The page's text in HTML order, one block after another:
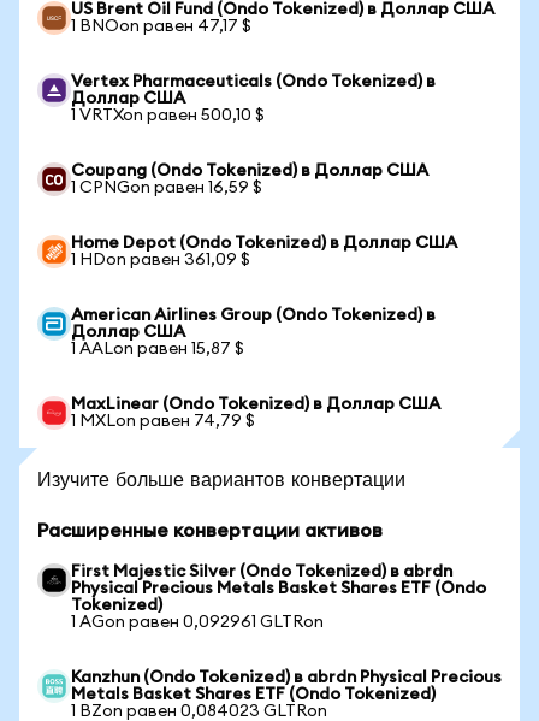
US Brent Oil Fund (Ondo Tokenized) в Доллар США
1 BNOon равен 47,17 $
Vertex Pharmaceuticals (Ondo Tokenized) в
Доллар США
1 VRTXon равен 500,10 $
Coupang (Ondo Tokenized) в Доллар США
1 CPNGon равен 16,59 $
Home Depot (Ondo Tokenized) в Доллар США
1 HDon равен 361,09 $
American Airlines Group (Ondo Tokenized) в
Доллар США
1 AALon равен 15,87 $
MaxLinear (Ondo Tokenized) в Доллар США
1 MXLon равен 74,79 $
Изучите больше вариантов конвертации
Расширенные конвертации активов
First Majestic Silver (Ondo Tokenized) в abrdn
Physical Precious Metals Basket Shares ETF (Ondo
Tokenized)
1 AGon равен 0,092961 GLTRon
Kanzhun (Ondo Tokenized) в abrdn Physical Precious
Metals Basket Shares ETF (Ondo Tokenized)
1 BZon равен 0,084023 GLTRon